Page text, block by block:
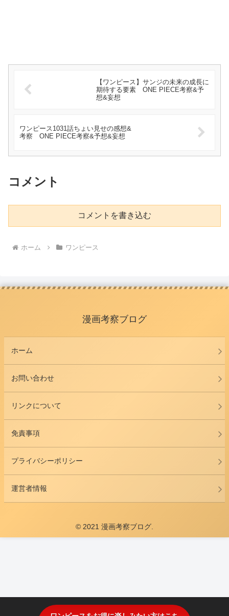
【ワンピース】サンジの未来の成長に
期待する要素 ONE PIECE考察&予
想&妄想
ワンピース1031話ちょい見せの感想&
考察 ONE PIECE考察&予想&妄想
コメント
コメントを書き込む
ホーム ワンピース
漫画考察ブログ
ホーム
お問い合わせ
リンクについて
免責事項
プライバシーポリシー
運営者情報
© 2021 漫画考察ブログ.